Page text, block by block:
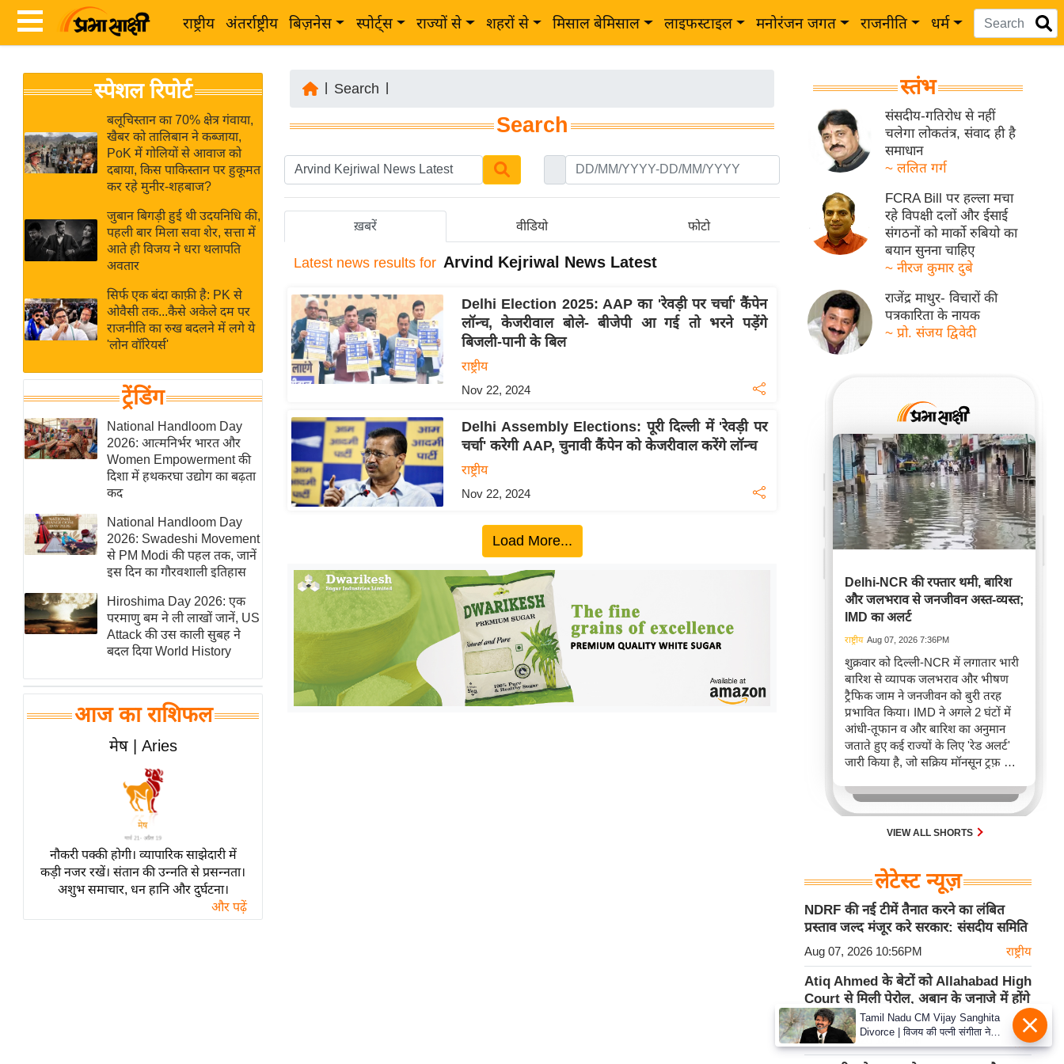
राष्ट्रीय अंतर्राष्ट्रीय बिज़नेस स्पोर्ट्स राज्यों से शहरों से मिसाल बेमिसाल लाइफस्टाइल मनोरंजन जगत राजनीति धर्म
News
Hindi
Hindi
Live
News in
Hindi
News
Hindi
Videos
ब
र
अंतर्राष्ट्रीय
बिज़नेस
उद्योग
विशेषज्ञ
राय
खेल
क्रिकेट
IPL
2026
मिसाल बेमिसाल
शख्सियत
यंग इंडिया
साहित्य जगत
ऑटो वर्ल्ड
न्यूज ब्रीफ
बॉलीवुड
हॉलीवुड
फिल्म समीक्षा
लाइफस्टाइल
टेक्नॉलॉजी
ब्यूटी/फैशन
घरेलू नुस्खे
स्पेशल रिपोर्ट
बलूचिस्तान का 70% क्षेत्र गंवाया,
खैबर को तालिबान ने कब्जाया,
PoK में गोलियों से आवाज को
दबाया, किस पाकिस्तान पर हुकूमत
कर रहे मुनीर-शहबाज?
जुबान बिगड़ी हुई थी उदयनिधि की,
पहली बार मिला सवा शेर, सत्ता में
आते ही विजय ने धरा थलापति
अवतार
सिर्फ एक बंदा काफ़ी है: PK से
ओवैसी तक...कैसे अकेले दम पर
राजनीति का रुख बदलने में लगे ये
'लोन वॉरियर्स'
ट्रेंडिंग
National Handloom Day
2026: आत्मनिर्भर भारत और
Women Empowerment की
दिशा में हथकरघा उद्योग का बढ़ता
कद
National Handloom Day
2026: Swadeshi Movement
से PM Modi की पहल तक, जानें
इस दिन का गौरवशाली इतिहास
Hiroshima Day 2026: एक
परमाणु बम ने ली लाखों जानें, US
Attack की उस काली सुबह ने
बदल दिया World History
आज का राशिफल
मेष | Aries
नौकरी पक्की होगी। व्यापारिक साझेदारी में
कड़ी नजर रखें। संतान की उन्नति से प्रसन्नता।
अशुभ समाचार, धन हानि और दुर्घटना।
और पढ़ें
Search
Search
ख़बरें वीडियो फोटो
Latest news results for Arvind Kejriwal News Latest
Delhi Election 2025: AAP का 'रेवड़ी पर चर्चा' कैंपेन
लॉन्च, केजरीवाल बोले- बीजेपी आ गई तो भरने पड़ेंगे
बिजली-पानी के बिल
राष्ट्रीय
Nov 22, 2024
Delhi Assembly Elections: पूरी दिल्ली में 'रेवड़ी पर
चर्चा' करेगी AAP, चुनावी कैंपेन को केजरीवाल करेंगे लॉन्च
राष्ट्रीय
Nov 22, 2024
Load More...
स्तंभ
संसदीय-गतिरोध से नहीं
चलेगा लोकतंत्र, संवाद ही है
समाधान
~ ललित गर्ग
FCRA Bill पर हल्ला मचा
रहे विपक्षी दलों और ईसाई
संगठनों को मार्को रुबियो का
बयान सुनना चाहिए
~ नीरज कुमार दुबे
राजेंद्र माथुर- विचारों की
पत्रकारिता के नायक
~ प्रो. संजय द्विवेदी
Delhi-NCR की रफ्तार थमी, बारिश
और जलभराव से जनजीवन अस्त-व्यस्त;
IMD का अलर्ट
राष्ट्रीय Aug 07, 2026 7:36PM
शुक्रवार को दिल्ली-NCR में लगातार भारी
बारिश से व्यापक जलभराव और भीषण
ट्रैफिक जाम ने जनजीवन को बुरी तरह
प्रभावित किया। IMD ने अगले 2 घंटों में
आंधी-तूफान व और बारिश का अनुमान
जताते हुए कई राज्यों के लिए 'रेड अलर्ट'
जारी किया है, जो सक्रिय मॉनसून ट्रफ़ और
जिससे यातायात बाधित होने के साथ-साथ
सफदरजंग अस्पताल में भी जलभराव की
स्थिति बनी।VIEW ALL SHORTS
लेटेस्ट न्यूज़
NDRF की नई टीमें तैनात करने का लंबित
प्रस्ताव जल्द मंजूर करे सरकार: संसदीय समिति
Aug 07, 2026 10:56PM राष्ट्रीय
Atiq Ahmed के बेटों को Allahabad High
Court से मिली पेरोल, अबान के जनाजे में होंगे
शामिल
Aug 07, 2026 10:56PM राष्ट्रीय
Tamil Nadu CM Vijay Sanghita
Divorce | विजय की पत्नी संगीता ने
वापस ली तलाक की अर्जी, कोर्ट ने मामले
को किया निपटाया